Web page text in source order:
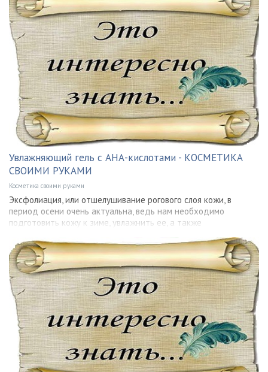
Увлажняющий гель с АНА-кислотами - КОСМЕТИКА
СВОИМИ РУКАМИ
Косметика своими руками
Эксфолиация, или отшелушивание рогового слоя кожи, в
период осени очень актуальна, ведь нам необходимо
подготовить кожу к зиме, увлажнить ее, а также